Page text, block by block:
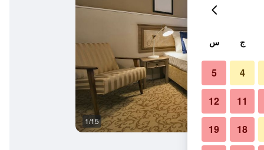
1/15
ج س
4
5
11
12
18
19